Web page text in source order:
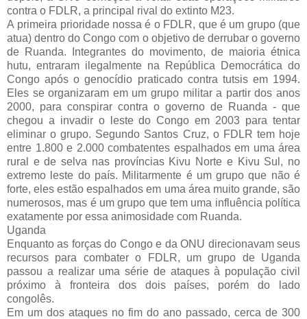
contra o FDLR, a principal rival do extinto M23.
A primeira prioridade nossa é o FDLR, que é um grupo (que
atua) dentro do Congo com o objetivo de derrubar o governo
de Ruanda. Integrantes do movimento, de maioria étnica
hutu, entraram ilegalmente na República Democrática do
Congo após o genocídio praticado contra tutsis em 1994.
Eles se organizaram em um grupo militar a partir dos anos
2000, para conspirar contra o governo de Ruanda - que
chegou a invadir o leste do Congo em 2003 para tentar
eliminar o grupo. Segundo Santos Cruz, o FDLR tem hoje
entre 1.800 e 2.000 combatentes espalhados em uma área
rural e de selva nas províncias Kivu Norte e Kivu Sul, no
extremo leste do país. Militarmente é um grupo que não é
forte, eles estão espalhados em uma área muito grande, são
numerosos, mas é um grupo que tem uma influência política
exatamente por essa animosidade com Ruanda.
Uganda
Enquanto as forças do Congo e da ONU direcionavam seus
recursos para combater o FDLR, um grupo de Uganda
passou a realizar uma série de ataques à população civil
próximo à fronteira dos dois países, porém do lado
congolês.
Em um dos ataques no fim do ano passado, cerca de 300